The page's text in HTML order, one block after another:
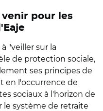
venir pour les
"veiller sur la
de protection sociale,
ses principes de
en l'occurrence de
sociaux à l'horizon de
le système de retraite